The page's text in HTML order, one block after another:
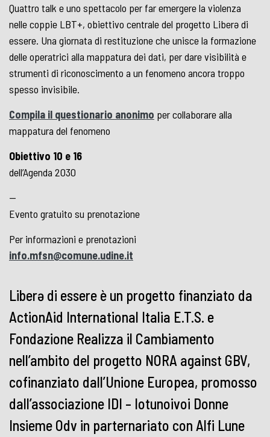
Quattro talk e uno spettacolo per far emergere la violenza
nelle coppie LBT+, obiettivo centrale del progetto Liberə di
essere. Una giornata di restituzione che unisce la formazione
delle operatrici alla mappatura dei dati, per dare visibilità e
strumenti di riconoscimento a un fenomeno ancora troppo
spesso invisibile.
Compila il questionario anonimo per collaborare alla
mappatura del fenomeno
Obiettivo 10 e 16
dell’Agenda 2030
—
Evento gratuito su prenotazione
Per informazioni e prenotazioni
info.mfsn@comune.udine.it
Liberə di essere è un progetto finanziato da
ActionAid International Italia E.T.S. e
Fondazione Realizza il Cambiamento
nell’ambito del progetto NORA against GBV,
cofinanziato dall’Unione Europea, promosso
dall’associazione IDI – Iotunoivoi Donne
Insieme Odv in parternariato con Alfi Lune